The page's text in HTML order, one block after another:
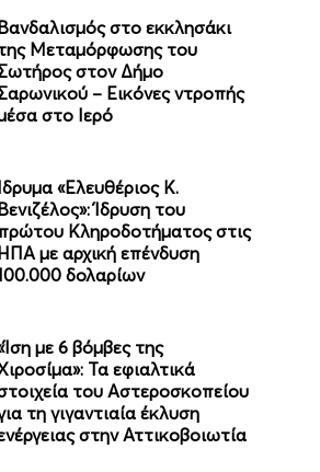
Βανδαλισμός στο εκκλησάκι
Μεταμόρφωσης του
στον Δήμο
– Εικόνες ντροπής
στο Ιερό
«Ελευθέριος Κ.
Βενιζέλος»: Ίδρυση του
Κληροδοτήματος στις
ΗΠΑ με αρχική επένδυση
δολαρίων
με 6 βόμβες της
Τα εφιαλτικά
του Αστεροσκοπείου
τη γιγαντιαία έκλυση
στην Αττικοβοιωτία